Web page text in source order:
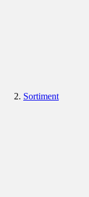
Sortiment